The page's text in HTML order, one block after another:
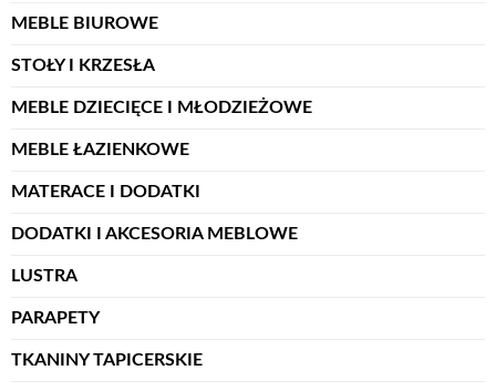
MEBLE BIUROWE
STOŁY I KRZESŁA
MEBLE DZIECIĘCE I MŁODZIEŻOWE
MEBLE ŁAZIENKOWE
MATERACE I DODATKI
DODATKI I AKCESORIA MEBLOWE
LUSTRA
PARAPETY
TKANINY TAPICERSKIE